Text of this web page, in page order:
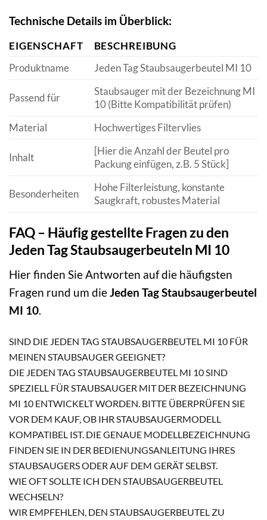
Technische Details im Überblick:
EIGENSCHAFT
BESCHREIBUNG
Produktname
Jeden Tag Staubsaugerbeutel MI 10
Passend für
Staubsauger mit der Bezeichnung MI
10 (Bitte Kompatibilität prüfen)
Material
Hochwertiges Filtervlies
Inhalt
[Hier die Anzahl der Beutel pro
Packung einfügen, z.B. 5 Stück]
Besonderheiten
Hohe Filterleistung, konstante
Saugkraft, robustes Material
FAQ – Häufig gestellte Fragen zu den
Jeden Tag Staubsaugerbeuteln MI 10
Hier finden Sie Antworten auf die häufigsten
Fragen rund um die Jeden Tag Staubsaugerbeutel
MI 10
SIND DIE JEDEN TAG STAUBSAUGERBEUTEL MI 10 FÜR
MEINEN STAUBSAUGER GEEIGNET?
DIE JEDEN TAG STAUBSAUGERBEUTEL MI 10 SIND
SPEZIELL FÜR STAUBSAUGER MIT DER BEZEICHNUNG
MI 10 ENTWICKELT WORDEN. BITTE ÜBERPRÜFEN SIE
VOR DEM KAUF, OB IHR STAUBSAUGERMODELL
KOMPATIBEL IST. DIE GENAUE MODELLBEZEICHNUNG
FINDEN SIE IN DER BEDIENUNGSANLEITUNG IHRES
STAUBSAUGERS ODER AUF DEM GERÄT SELBST.
WIE OFT SOLLTE ICH DEN STAUBSAUGERBEUTEL
WECHSELN?
WIR EMPFEHLEN, DEN STAUBSAUGERBEUTEL ZU